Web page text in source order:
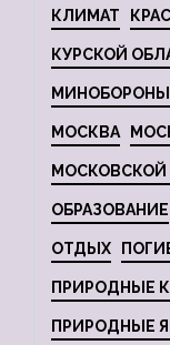
КЛИМАТ
КУРСКОЙ
МОСКВА
МОСКОВСКОЙ
ОБРАЗОВАНИЕ
ОТДЫХ
ПРИРОДНЫЕ
ПРИРОДНЫЕ